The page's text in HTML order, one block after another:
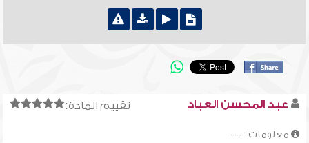
تقييم المادة: عبد المحسن العباد
معلومات : ---